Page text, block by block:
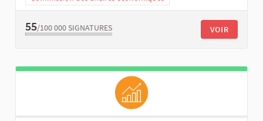
55/100 000 SIGNATURES VOIR